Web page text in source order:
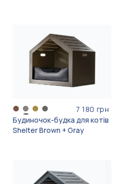
7 180 грн
Будиночок-будка для котів
Shelter Brown + Gray